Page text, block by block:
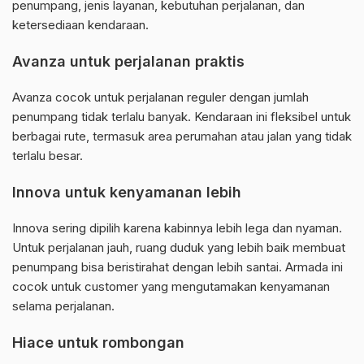
penumpang, jenis layanan, kebutuhan perjalanan, dan
ketersediaan kendaraan.
Avanza untuk perjalanan praktis
Avanza cocok untuk perjalanan reguler dengan jumlah
penumpang tidak terlalu banyak. Kendaraan ini fleksibel untuk
berbagai rute, termasuk area perumahan atau jalan yang tidak
terlalu besar.
Innova untuk kenyamanan lebih
Innova sering dipilih karena kabinnya lebih lega dan nyaman.
Untuk perjalanan jauh, ruang duduk yang lebih baik membuat
penumpang bisa beristirahat dengan lebih santai. Armada ini
cocok untuk customer yang mengutamakan kenyamanan
selama perjalanan.
Hiace untuk rombongan